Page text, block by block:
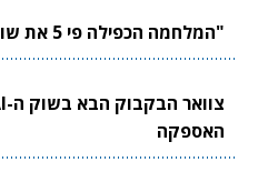
"המלחמה הכפילה פי 5 את שוק הייצור המיידי"
האספקה